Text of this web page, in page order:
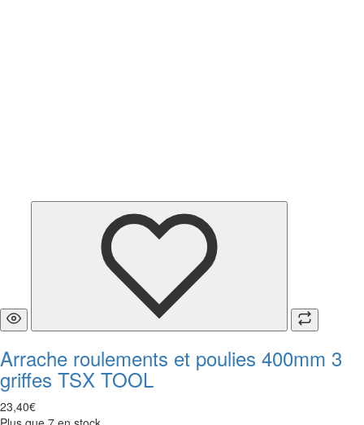
Arrache roulements et poulies 400mm 3
griffes TSX TOOL
23,40€